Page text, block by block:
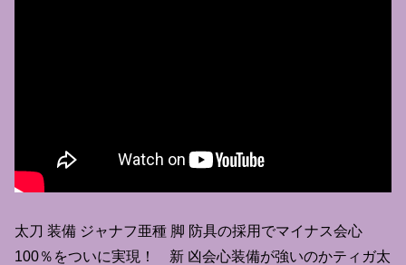
太刀 装備 ジャナフ亜種 脚 防具の採用でマイナス会心
100％をついに実現！ 新 凶会心装備が強いのかティガ太